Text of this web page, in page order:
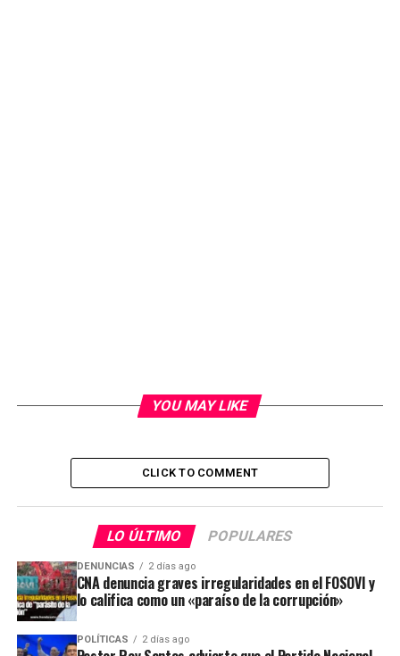
YOU MAY LIKE
CLICK TO COMMENT
LO ÚLTIMO POPULARES
DENUNCIAS 2 días ago
CNA denuncia graves irregularidades en el FOSOVI y
lo califica como un «paraíso de la corrupción»
POLÍTICAS 2 días ago